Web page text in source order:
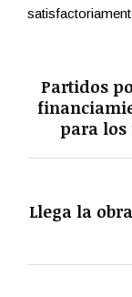
Partidos
para los
Llega la